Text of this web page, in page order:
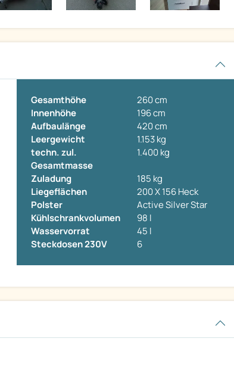
Gesamthöhe
260 cm
Innenhöhe
196 cm
Aufbaulänge
420 cm
Leergewicht
1.153 kg
techn. zul.
Gesamtmasse
1.400 kg
Zuladung
185 kg
Liegeflächen
200 X 156 Heck
Polster
Active Silver Star
Kühlschrankvolumen
98 l
Wasservorrat
45 l
Steckdosen 230V
6